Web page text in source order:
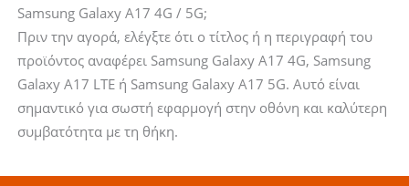
Samsung Galaxy A17 4G / 5G;
Πριν την αγορά, ελέγξτε ότι ο τίτλος ή η περιγραφή του
προϊόντος αναφέρει Samsung Galaxy A17 4G, Samsung
Galaxy A17 LTE ή Samsung Galaxy A17 5G. Αυτό είναι
σημαντικό για σωστή εφαρμογή στην οθόνη και καλύτερη
συμβατότητα με τη θήκη.